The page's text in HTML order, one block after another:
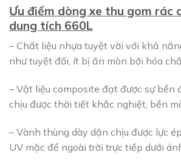
Ưu điểm dòng xe thu gom rác
dung tích 660L
– Chất liệu nhựa tuyệt vời với khả
như tuyệt đối, ít bị ăn mòn bởi hóa
– Vật liệu composite đạt được sự bền
chịu được thời tiết khắc nghiệt, bền
– Vành thùng dày dặn chịu được lực
UV mặc để ngoài trời trực tiếp dưới